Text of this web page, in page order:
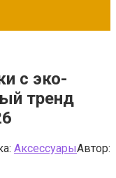
с эко-
тренд
АксессуарыАвтор: